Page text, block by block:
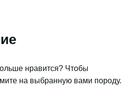
нравится? Чтобы
на выбранную вами породу.